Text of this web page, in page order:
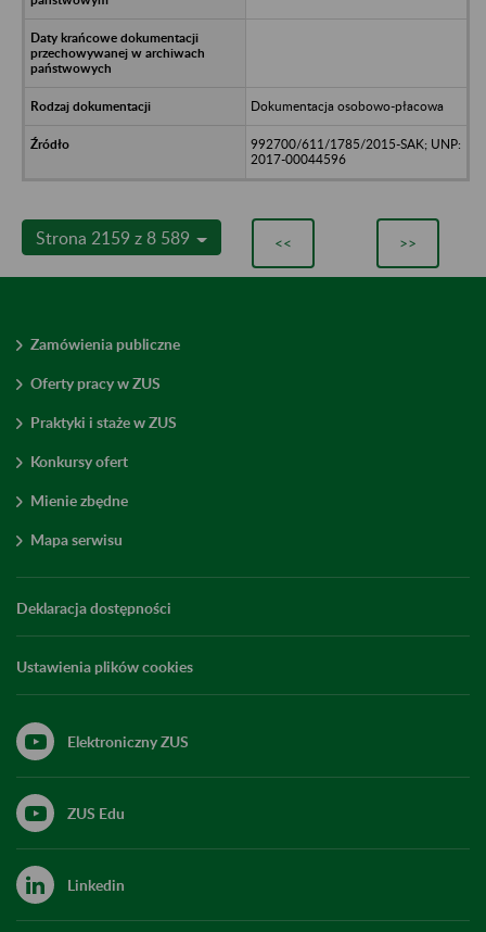
Dokumentacja osobowo-płacowa
992700/611/1785/2015-SAK; UNP:
2017-00044596
Strona 2159 z 8 589 << >>
Zamówienia publiczne
Oferty pracy w ZUS
Praktyki i staże w ZUS
Konkursy ofert
Mienie zbędne
Mapa serwisu
Deklaracja dostępności
Ustawienia plików cookies
Elektroniczny ZUS
ZUS Edu
Linkedin